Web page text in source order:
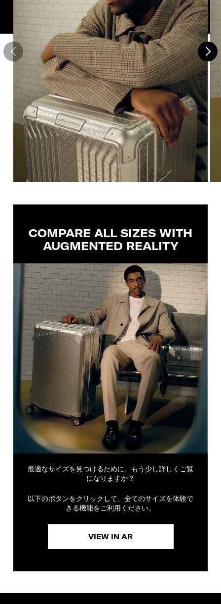
COMPARE ALL SIZES WITH
AUGMENTED REALITY
最適なサイズを見つけるために、もう少し詳しくご覧
になりますか？
以下のボタンをクリックして、全てのサイズを体験で
きる機能をご利用ください。
VIEW IN AR